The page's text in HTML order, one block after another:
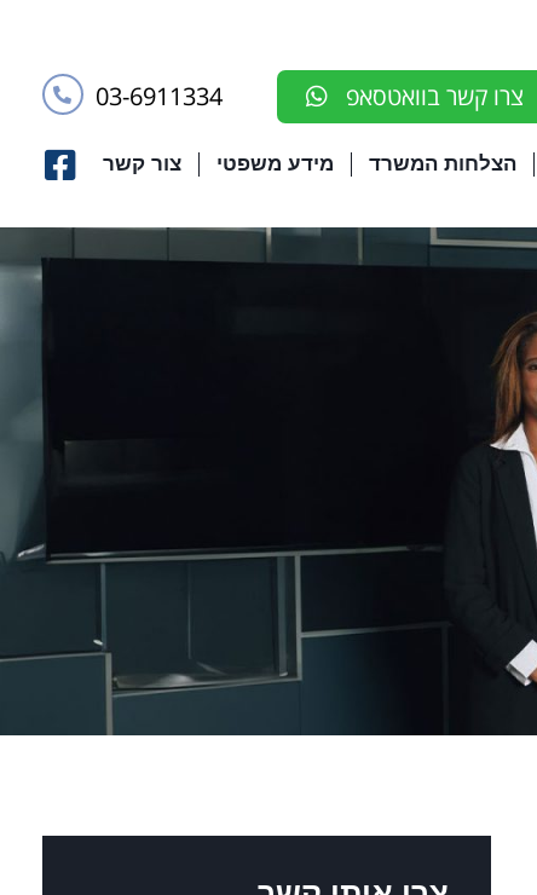
צרו קשר בוואטסאפ 03-6911334
הצלחות המשרד מידע משפטי צור קשר